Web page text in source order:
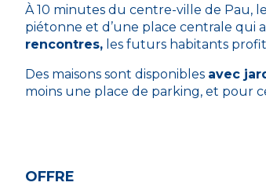
À 10 minutes du centre-ville de Pau,
piétonne et d’une place centrale qui
rencontres, les futurs habitants
Des maisons sont disponibles avec
moins une place de parking, et pour
OFFRE